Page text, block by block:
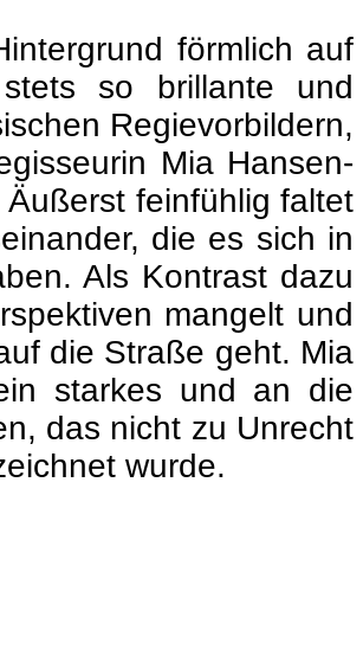
förmlich auf
so brillante und
Regievorbildern,
Mia Hansen-
feinfühlig faltet
die es sich in
Als Kontrast dazu
mangelt und
die Straße geht. Mia
starkes und an die
das nicht zu Unrecht
wurde.